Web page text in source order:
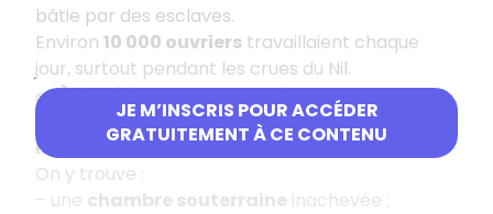
JE M’INSCRIS POUR ACCÉDER
GRATUITEMENT À CE CONTENU
bâtie par des esclaves.
Environ 10 000 ouvriers travaillaient chaque
jour, surtout pendant les crues du Nil.
🧱À l’intérieur de la pyramide
Connue dès l’Antiquité, elle est explorée dès le
IXᵉ siècle.
On y trouve :
– une chambre souterraine inachevée ;